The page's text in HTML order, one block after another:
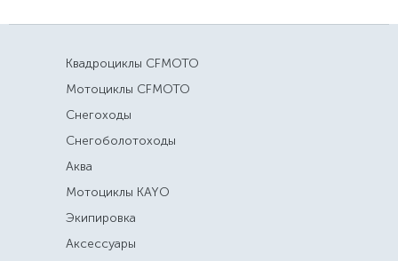
Квадроциклы CFMOTO
Мотоциклы CFMOTO
Снегоходы
Снегоболотоходы
Аква
Мотоциклы KAYO
Экипировка
Аксессуары